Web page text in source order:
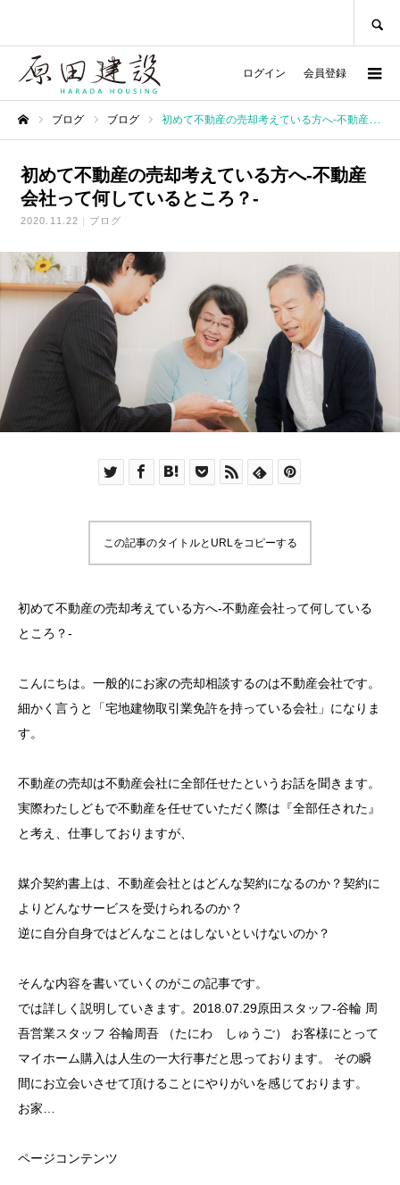
ログイン 会員登録
ブログ ブログ 初めて不動産の売却考えている方へ-不動産会社って何しているところ？-
初めて不動産の売却考えている方へ-不動産
会社って何しているところ？-
2020.11.22 ブログ
この記事のタイトルとURLをコピーする
初めて不動産の売却考えている方へ-不動産会社って何している
ところ？-
こんにちは。一般的にお家の売却相談するのは不動産会社です。
細かく言うと「宅地建物取引業免許を持っている会社」になりま
す。
不動産の売却は不動産会社に全部任せたというお話を聞きます。
実際わたしどもで不動産を任せていただく際は『全部任された』
と考え、仕事しておりますが、
媒介契約書上は、不動産会社とはどんな契約になるのか？契約に
よりどんなサービスを受けられるのか？
逆に自分自身ではどんなことはしないといけないのか？
そんな内容を書いていくのがこの記事です。
では詳しく説明していきます。 2018.07.29原田スタッフ-谷輪 周
吾営業スタッフ 谷輪周吾 （たにわ しゅうご） お客様にとって
マイホーム購入は人生の一大行事だと思っております。 その瞬
間にお立会いさせて頂けることにやりがいを感じております。
お家…
ページコンテンツ